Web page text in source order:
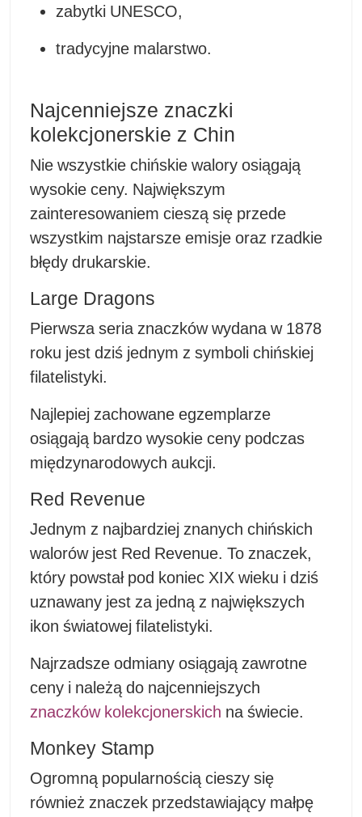
zabytki UNESCO,
tradycyjne malarstwo.
Najcenniejsze znaczki
kolekcjonerskie z Chin
Nie wszystkie chińskie walory osiągają
wysokie ceny. Największym
zainteresowaniem cieszą się przede
wszystkim najstarsze emisje oraz rzadkie
błędy drukarskie.
Large Dragons
Pierwsza seria znaczków wydana w 1878
roku jest dziś jednym z symboli chińskiej
filatelistyki.
Najlepiej zachowane egzemplarze
osiągają bardzo wysokie ceny podczas
międzynarodowych aukcji.
Red Revenue
Jednym z najbardziej znanych chińskich
walorów jest Red Revenue. To znaczek,
który powstał pod koniec XIX wieku i dziś
uznawany jest za jedną z największych
ikon światowej filatelistyki.
Najrzadsze odmiany osiągają zawrotne
ceny i należą do najcenniejszych
znaczków kolekcjonerskich na świecie.
Monkey Stamp
Ogromną popularnością cieszy się
również znaczek przedstawiający małpę